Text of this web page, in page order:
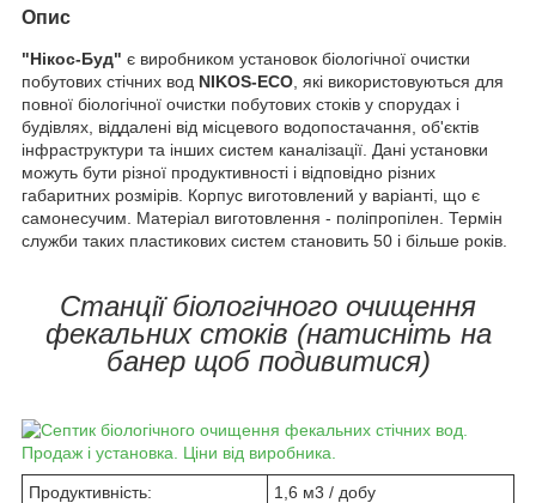
Опис
"Нікос-Буд" є виробником установок біологічної очистки
побутових стічних вод NIKOS-ECO , які використовуються для
повної біологічної очистки побутових стоків у спорудах і
будівлях, віддалені від місцевого водопостачання, об'єктів
інфраструктури та інших систем каналізації. Дані установки
можуть бути різної продуктивності і відповідно різних
габаритних розмірів. Корпус виготовлений у варіанті, що є
самонесучим. Матеріал виготовлення - поліпропілен. Термін
служби таких пластикових систем становить 50 і більше років.
Станції біологічного очищення
фекальних стоків (натисніть на
банер щоб подивитися)
Продуктивність: 1,6 м3 / добу